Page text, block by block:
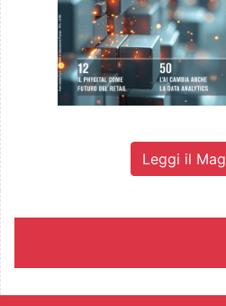
Leggi il